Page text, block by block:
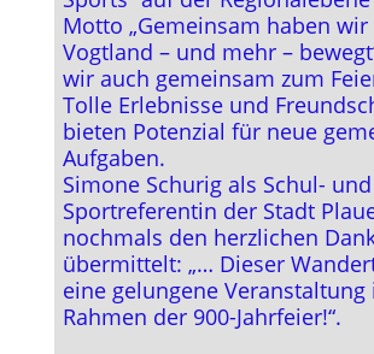
Motto „Gemeinsam haben wir
Vogtland – und mehr –
wir auch gemeinsam zum
Tolle Erlebnisse und
bieten Potenzial für neue
Aufgaben.
Simone Schurig als Schul- und
Sportreferentin der Stadt
nochmals den herzlichen
übermittelt: „… Dieser
eine gelungene Veranstaltung
Rahmen der 900-Jahrfeier!“.